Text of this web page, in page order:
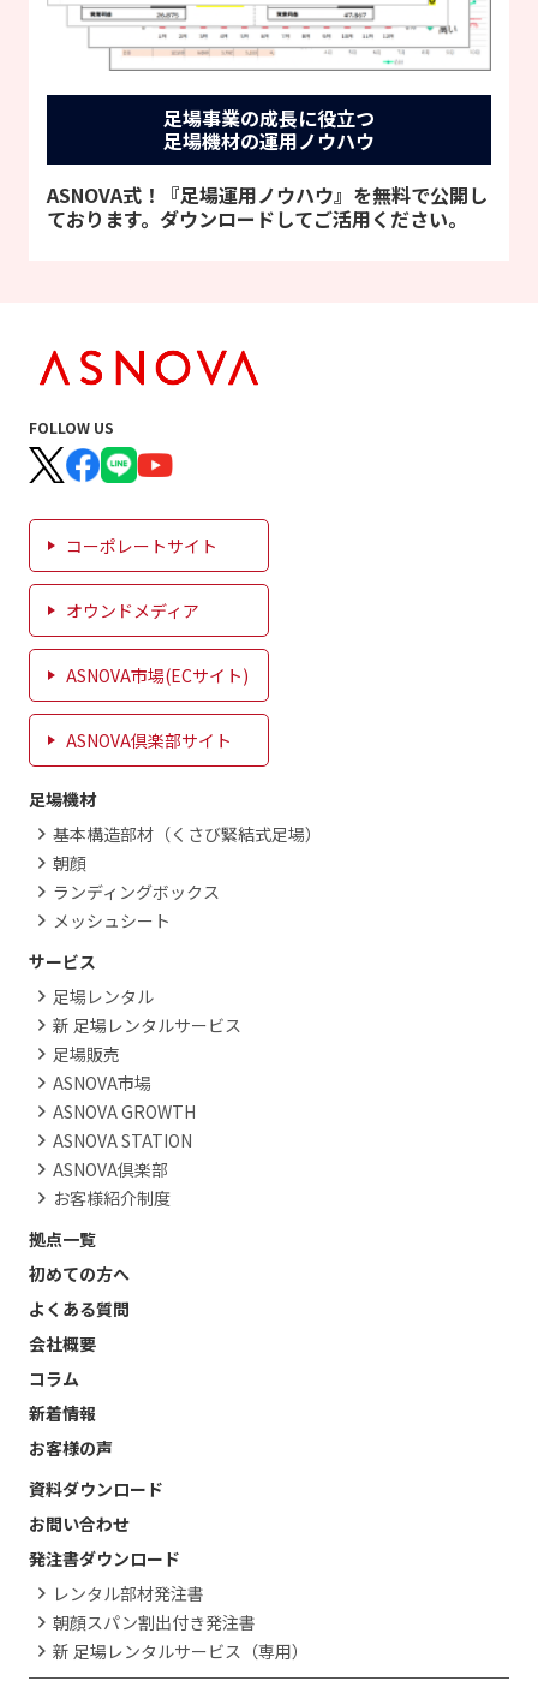
足場事業の成長に役立つ
足場機材の運用ノウハウ
ASNOVA式！『足場運用ノウハウ』を無料で公開し
ております。ダウンロードしてご活用ください。
FOLLOW US
コーポレートサイト
オウンドメディア
ASNOVA市場(ECサイト)
ASNOVA倶楽部サイト
足場機材
基本構造部材（くさび緊結式足場）
朝顔
ランディングボックス
メッシュシート
サービス
足場レンタル
新 足場レンタルサービス
足場販売
ASNOVA市場
ASNOVA GROWTH
ASNOVA STATION
ASNOVA倶楽部
お客様紹介制度
拠点一覧
初めての方へ
よくある質問
会社概要
コラム
新着情報
お客様の声
資料ダウンロード
お問い合わせ
発注書ダウンロード
レンタル部材発注書
朝顔スパン割出付き発注書
新 足場レンタルサービス（専用）